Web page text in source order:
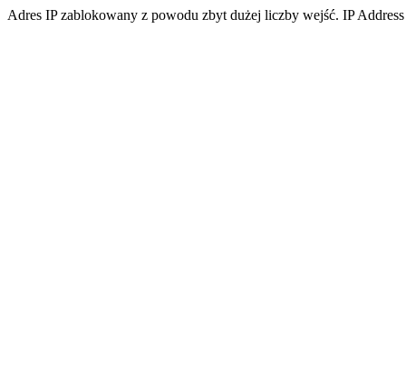
Adres IP zablokowany z powodu zbyt dużej liczby wejść. IP